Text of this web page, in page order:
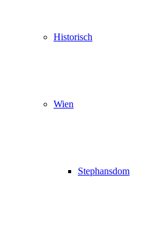
Historisch
Wien
Stephansdom